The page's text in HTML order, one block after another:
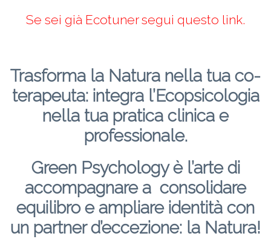
Se sei già Ecotuner segui questo link.
Trasforma la Natura nella tua co-
terapeuta: integra l’Ecopsicologia
nella tua pratica clinica e
professionale.
Green Psychology è l’arte di
accompagnare a consolidare
equilibro e ampliare identità con
un partner d’eccezione: la Natura!